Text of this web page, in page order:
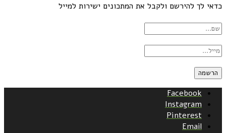
כדאי לך להירשם ולקבל את המתכונים ישירות למייל
Facebook
Instagram
Pinterest
Email